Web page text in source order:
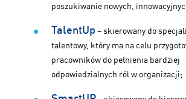
poszukiwanie nowych,
TalentUp – skierowany do
talentowy, który ma na celu
pracowników do pełnienia bardziej
odpowiedzialnych ról w organizacji;